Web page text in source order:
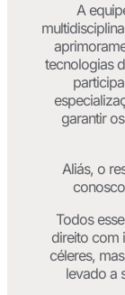
A
tecnologias
garantir
Aliás, o
Todos
direito com
céleres,
levado a